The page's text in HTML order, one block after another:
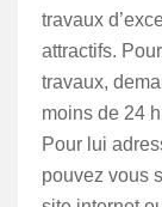
travaux
attractifs.
travaux,
moins de 24
Pour lui
pouvez vous